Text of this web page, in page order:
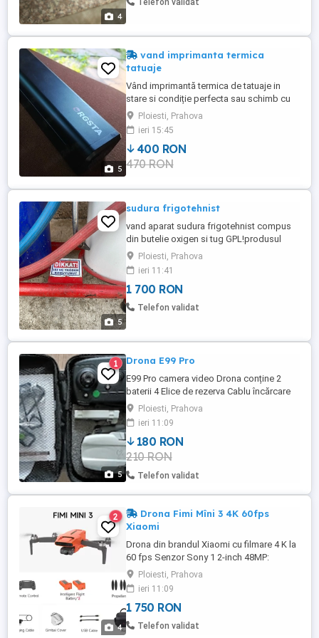
4
Telefon validat
5
vand imprimanta termica
tatuaje
Vând imprimantă termica de tatuaje in
stare si condiție perfecta sau schimb cu
bicicleta
Ploiesti, Prahova
ieri 15:45
400 RON
470 RON
5
sudura frigotehnist
vand aparat sudura frigotehnist compus
din butelie oxigen si tug GPL!produsul
este putin folosit,pret usor negociabil!
Ploiesti, Prahova
ieri 11:41
1 700 RON
Telefon validat
5
1 Drona E99 Pro
E99 Pro camera video Drona conține 2
baterii 4 Elice de rezerva Cablu încărcare
Protecție elice Decolare automata din
radiocomanda Aplicație pe telefon Drona
este una pentru începători foarte
distractivă și este un început pentru a
învăța Drona este nouă
Ploiesti, Prahova
ieri 11:09
180 RON
210 RON
Telefon validat
4
2
Drona Fimi Mîni 3 4K 60fps
Xiaomi
Drona din brandul Xiaomi cu filmare 4 K la
60 fps Senzor Sony 1 2-inch 48MP:
Videoclipuri Al Super Night Gimbal
mecanic cu 3 axe Sistem SoLink cu bandă
duală cu transmisie video de 9 km:
Cântărind doar 250 de grame, nu trebuie
permis de zbor Bateria dispune de un port
Ploiesti, Prahova
ieri 11:09
1 750 RON
Telefon validat